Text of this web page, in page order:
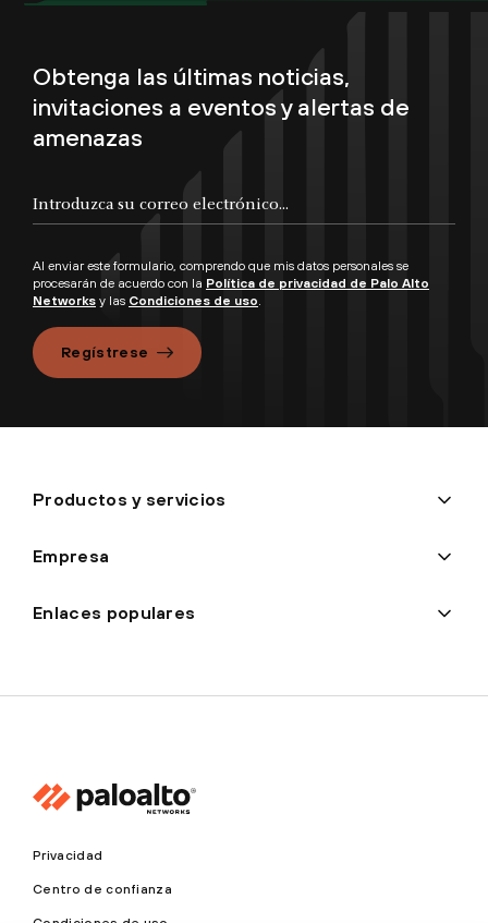
Obtenga las últimas noticias,
invitaciones a eventos y alertas de
amenazas
Al enviar este formulario, comprendo que mis datos personales se
procesarán de acuerdo con la Política de privacidad de Palo Alto
Networks y las Condiciones de uso.
Regístrese
Productos y servicios
Empresa
Enlaces populares
Privacidad
Centro de confianza